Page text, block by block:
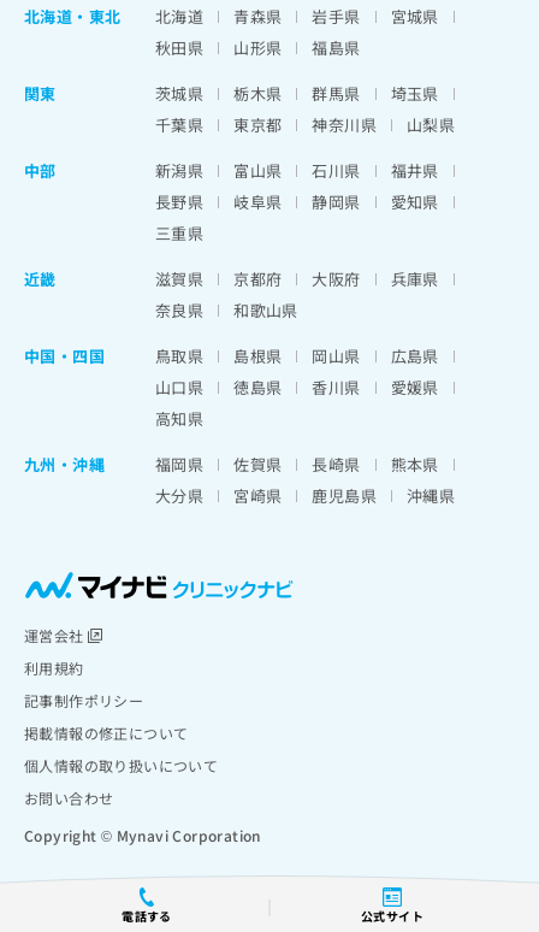
電話する 公式サイト
北海道 ・ 東北 北海道 青森県 岩手県
宮城県
秋田県
山形県
福島県
関東
茨城県 栃木県 群馬県
埼玉県
千葉県
東京都 神奈川県
山梨県
中部
新潟県 富山県 石川県
福井県
長野県
岐阜県 静岡県
愛知県
三重県
近畿
滋賀県 京都府 大阪府
兵庫県
奈良県
和歌山県
中国・四国
鳥取県 島根県 岡山県
広島県
山口県
徳島県 香川県
愛媛県
高知県
九州・沖縄
福岡県 佐賀県 長崎県
熊本県
大分県
宮崎県 鹿児島県 沖縄県
運営会社
利用規約
記事制作ポリシー
掲載情報の修正について
個人情報の取り扱いについて
お問い合わせ
Copyright © Mynavi Corporation